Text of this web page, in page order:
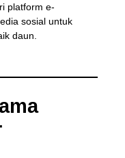
platform e-
sosial untuk
daun.